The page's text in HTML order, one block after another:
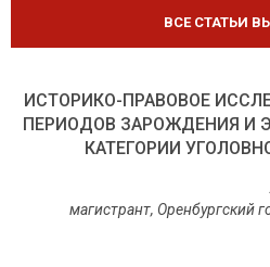
ВСЕ СТАТЬИ
ИСТОРИКО-ПРАВОВОЕ
ПЕРИОДОВ ЗАРОЖДЕНИЯ И
КАТЕГОРИИ
магистрант, Оренбургский